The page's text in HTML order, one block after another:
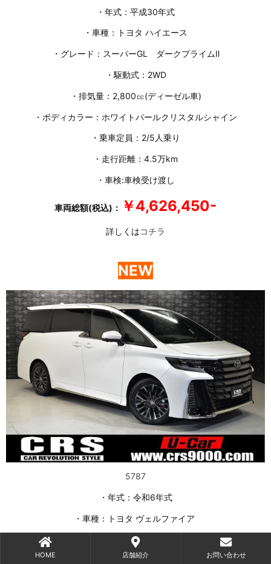
・年式：平成30年式
・車種：トヨタ ハイエース
・グレード：スーパーGL ダークプライムⅡ
・駆動式：2WD
・排気量：2,800㏄(ディーゼル車)
・ボディカラー：ホワイトパールクリスタルシャイン
・乗車定員：2/5人乗り
・走行距離：4.5万km
・車検:車検受け渡し
車両総額(税込)： ￥4,626,450-
詳しくはコチラ
NEW
5787
・年式：令和6年式
・車種：トヨタ ヴェルファイア
・グレード：ハイブリッド Z プレミア
・駆動式：4WD
HOME 店舗紹介 お問い合わせ